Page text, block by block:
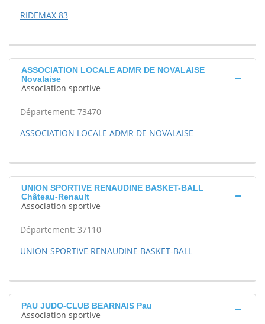
RIDEMAX 83
ASSOCIATION LOCALE ADMR DE NOVALAISE
Novalaise
Association sportive
Département: 73470
ASSOCIATION LOCALE ADMR DE NOVALAISE
UNION SPORTIVE RENAUDINE BASKET-BALL
Château-Renault
Association sportive
Département: 37110
UNION SPORTIVE RENAUDINE BASKET-BALL
PAU JUDO-CLUB BEARNAIS Pau
Association sportive